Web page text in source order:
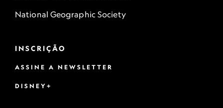
National Geographic Society
INSCRIÇÃO
ASSINE A NEWSLETTER
DISNEY+